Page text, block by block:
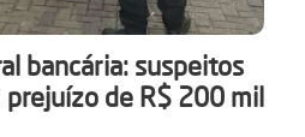
bancária: suspeitos
prejuízo de R$ 200 mil